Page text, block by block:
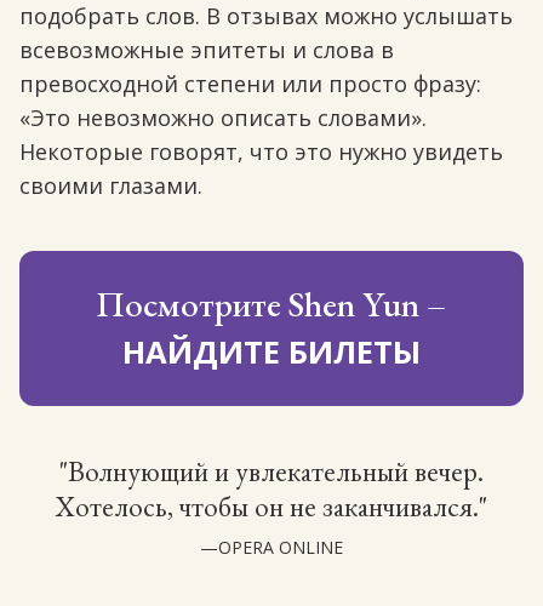
подобрать слов. В отзывах можно услышать
всевозможные эпитеты и слова в
превосходной степени или просто фразу:
«Это невозможно описать словами».
Некоторые говорят, что это нужно увидеть
своими глазами.
Посмотрите Shen Yun –
НАЙДИТЕ БИЛЕТЫ
"Волнующий и увлекательный вечер.
Хотелось, чтобы он не заканчивался."
—OPERA ONLINE